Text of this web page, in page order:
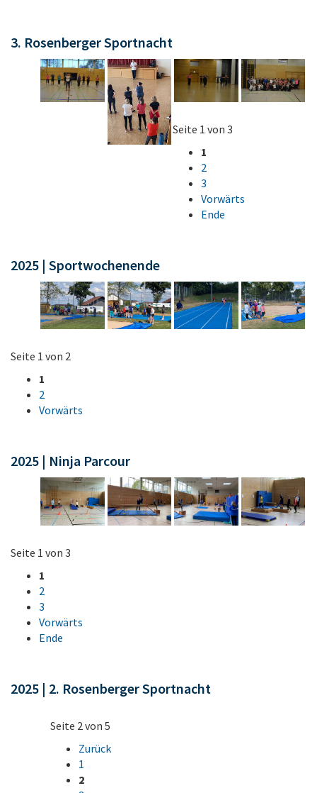
3. Rosenberger Sportnacht
Seite 1 von 3
1
2
3
Vorwärts
Ende
2025 | Sportwochenende
Seite 1 von 2
1
2
Vorwärts
2025 | Ninja Parcour
Seite 1 von 3
1
2
3
Vorwärts
Ende
2025 | 2. Rosenberger Sportnacht
Seite 2 von 5
Zurück
1
2